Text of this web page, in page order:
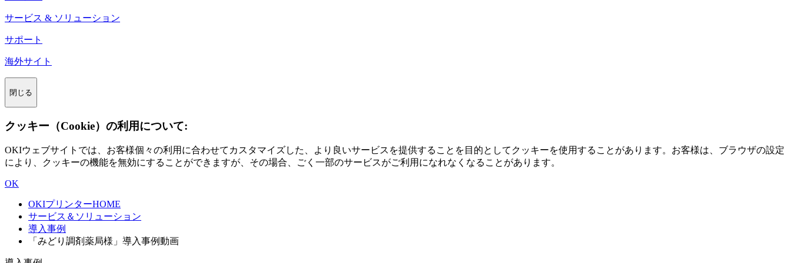
サービス & ソリューション
サポート
海外サイト
閉じる
クッキー（Cookie）の利用について:
OKIウェブサイトでは、お客様個々の利用に合わせてカスタマイズした、より良いサービスを提供することを目的としてクッキーを使用することがあります。お客様は、ブラウザの設定
により、クッキーの機能を無効にすることができますが、その場合、ごく一部のサービスがご利用になれなくなることがあります。
OK
OKIプリンターHOME
サービス＆ソリューション
導入事例
「みどり調剤薬局様」導入事例動画